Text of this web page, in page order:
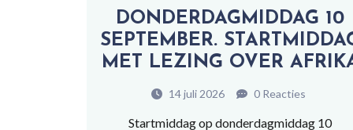
DONDERDAGMIDDAG 10
SEPTEMBER.
MET LEZING OVER
14 juli 2026 0 Reacties
Startmiddag op donderdagmiddag 10